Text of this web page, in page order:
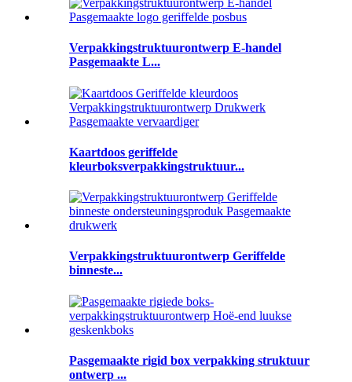
Verpakkingstruktuurontwerp E-handel
Pasgemaakte L...
Kaartdoos geriffelde
kleurboksverpakkingstruktuur...
Verpakkingstruktuurontwerp Geriffelde
binneste...
Pasgemaakte rigid box verpakking struktuur
ontwerp ...